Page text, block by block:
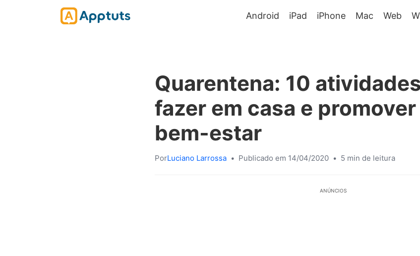
Android iPad iPhone Mac Web
Quarentena: 10
fazer em casa e
bem-estar
PorLuciano Larrossa • Publicado em 14/04/2020 • 5 min de leitura
ANÚNCIOS